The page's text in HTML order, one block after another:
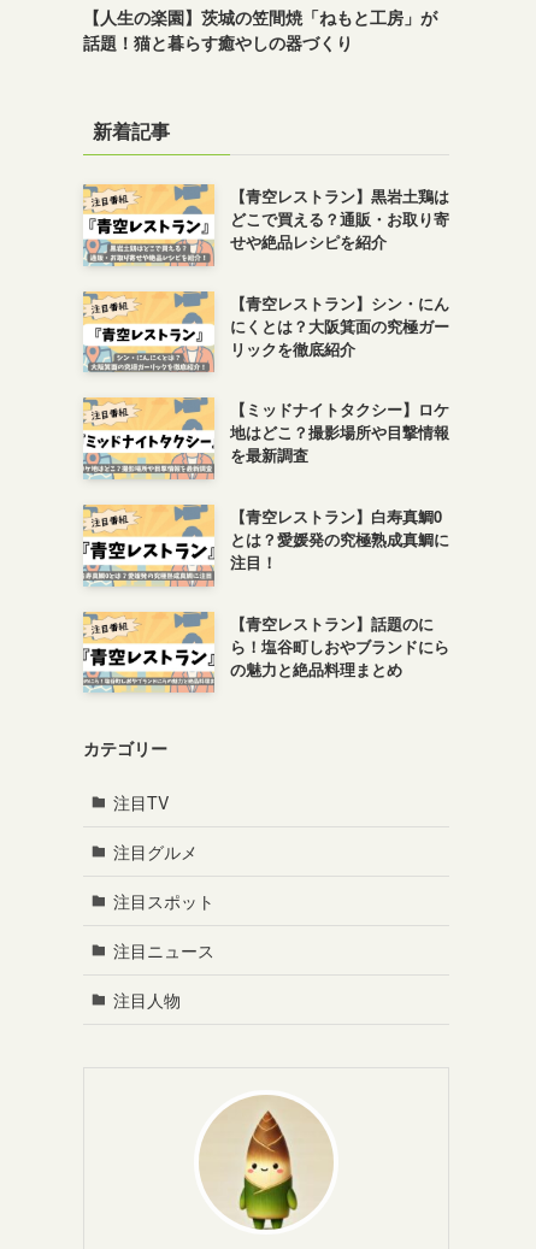
【人生の楽園】茨城の笠間焼「ねもと工房」が
話題！猫と暮らす癒やしの器づくり
新着記事
【青空レストラン】黒岩土鶏は
どこで買える？通販・お取り寄
せや絶品レシピを紹介
【青空レストラン】シン・にん
にくとは？大阪箕面の究極ガー
リックを徹底紹介
【ミッドナイトタクシー】ロケ
地はどこ？撮影場所や目撃情報
を最新調査
【青空レストラン】白寿真鯛0
とは？愛媛発の究極熟成真鯛に
注目！
【青空レストラン】話題のに
ら！塩谷町しおやブランドにら
の魅力と絶品料理まとめ
カテゴリー
注目TV
注目グルメ
注目スポット
注目ニュース
注目人物